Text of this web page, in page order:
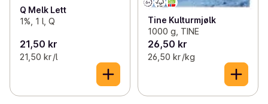
Q Melk Lett
1%, 1 l, Q
21,50 kr
21,50 kr /l
Tine Kulturmjølk
1000 g, TINE
26,50 kr
26,50 kr /kg